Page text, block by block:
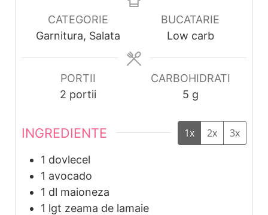
CATEGORIE
Garnitura, Salata
BUCATARIE
Low carb
PORTII
2 portii
CARBOHIDRATI
5 g
INGREDIENTE 1x 2x 3x
1 dovlecel
1 avocado
1 dl maioneza
1 lgt zeama de lamaie